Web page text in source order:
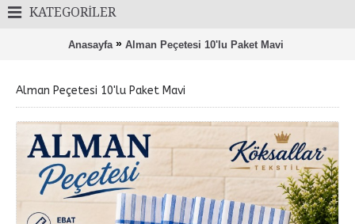
KATEGORILER
Anasayfa » Alman Peçetesi 10'lu Paket Mavi
Alman Peçetesi 10'lu Paket Mavi